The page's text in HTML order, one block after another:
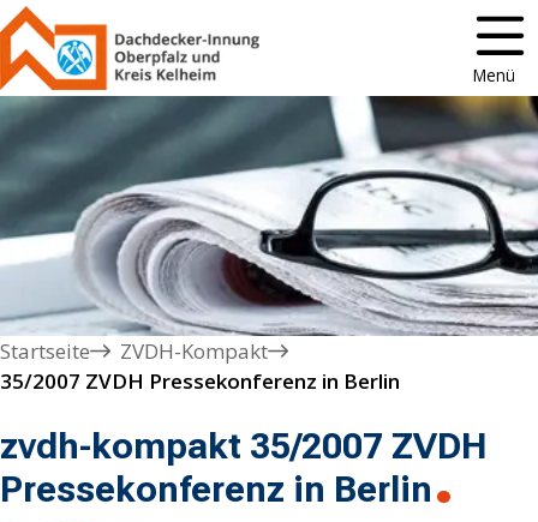
Menü
Startseite
ZVDH-Kompakt
35/2007 ZVDH Pressekonferenz in Berlin
zvdh-kompakt 35/2007 ZVDH
Pressekonferenz in Berlin